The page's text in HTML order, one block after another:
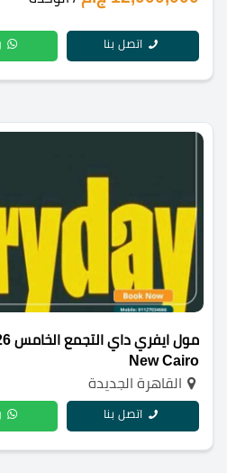
اتصل بنا
New Cairo
القاهرة الجديدة
اتصل بنا